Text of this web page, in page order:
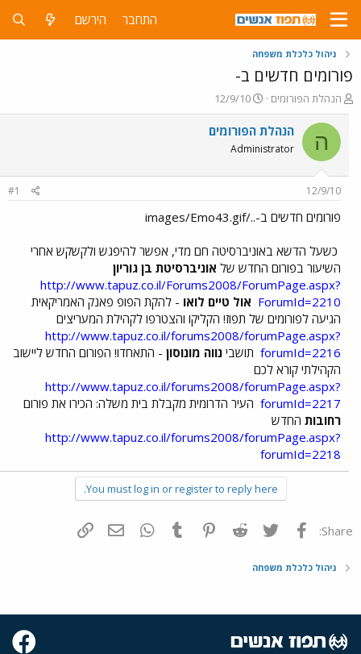
התחבר הירשם
ניהול כלכלת משפחה
פורומים חדשים ב-
פ
ו
ת
ח
ה
ו
ש
א
הנהלת הפורומים
פ
ו
ר
ם
ר
12/9/10
ה הנהלת הפורומים
Administrator
12/9/10
#1
פורומים חדשים ב-../images/Emo43.gif
כשעל הדשא באוניברסיטה חם מדי, אפשר להיפגש ולקשקש אחרי
השיעור בפורום החדש של אוניברסיטת בן גוריון
http://www.tapuz.co.il/Forums2008/ForumPage.aspx?
ForumId=2210 אול טיים לואו - להקת הפופ פאנק האמריקאית
הגיעה לפורומים של תפוז! הקליקו והצטרפו לקהילת המעריצים
http://www.tapuz.co.il/forums2008/forumPage.aspx?
forumId=2216 תושבי נווה מונוסון - התאחדו! הפורום החדש ליישוב
הקהילתי קורא לכם
http://www.tapuz.co.il/forums2008/forumPage.aspx?
forumId=2217 העיר הדרומית מקבלת בית משלה: הכירו את פורום
רחובות החדש
http://www.tapuz.co.il/forums2008/forumPage.aspx?
forumId=2218
You must log in or register to reply here.
Share: פייסבוק Twitter
Reddit
Pinterest
Tumblr
WhatsAppדואר אלקטרוני
ניהול כלכלת משפחה